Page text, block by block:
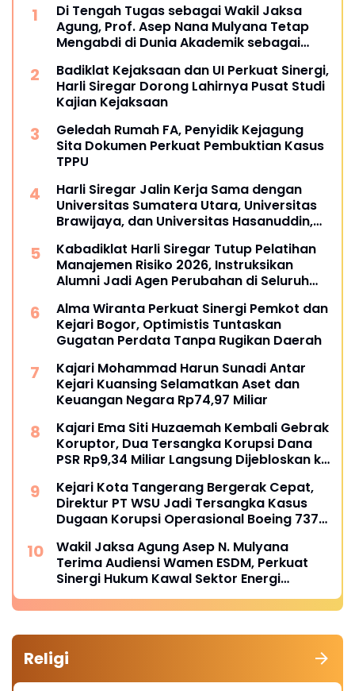
Di Tengah Tugas sebagai Wakil Jaksa
Agung, Prof. Asep Nana Mulyana Tetap
Mengabdi di Dunia Akademik sebagai
Badiklat Kejaksaan dan UI Perkuat Sinergi,
Harli Siregar Dorong Lahirnya Pusat Studi
Kajian Kejaksaan
Geledah Rumah FA, Penyidik Kejagung
Sita Dokumen Perkuat Pembuktian Kasus
TPPU
Harli Siregar Jalin Kerja Sama dengan
Universitas Sumatera Utara, Universitas
Brawijaya, dan Universitas Hasanuddin,
Tempuh Pendidikan Doktor (S3) Hukum
Kabadiklat Harli Siregar Tutup Pelatihan
Manajemen Risiko 2026, Instruksikan
Alumni Jadi Agen Perubahan di Seluruh
Alma Wiranta Perkuat Sinergi Pemkot dan
Kejari Bogor, Optimistis Tuntaskan
Gugatan Perdata Tanpa Rugikan Daerah
Kajari Mohammad Harun Sunadi Antar
Kejari Kuansing Selamatkan Aset dan
Keuangan Negara Rp74,97 Miliar
Kajari Ema Siti Huzaemah Kembali Gebrak
Koruptor, Dua Tersangka Korupsi Dana
PSR Rp9,34 Miliar Langsung Dijebloskan ke
Kejari Kota Tangerang Bergerak Cepat,
Direktur PT WSU Jadi Tersangka Kasus
Dugaan Korupsi Operasional Boeing 737-
Wakil Jaksa Agung Asep N. Mulyana
Terima Audiensi Wamen ESDM, Perkuat
Sinergi Hukum Kawal Sektor Energi
Religi